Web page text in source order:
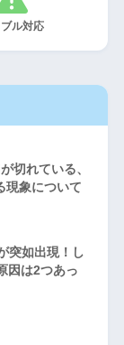
ブル対応
切れている、
現象について
突如出現！し
因は2つあっ